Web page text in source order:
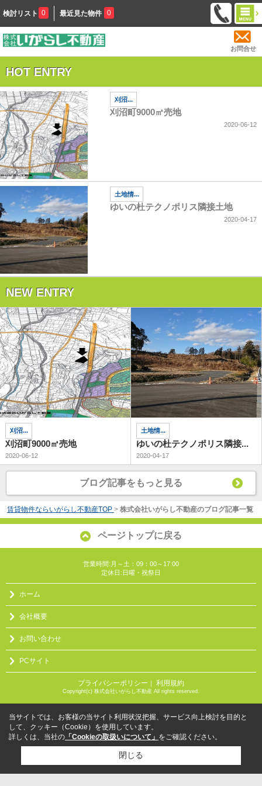
検討リスト 0 最近見た物件 0
お問合せ
HOT ENTRY
刈沼...
刈沼町9000㎡売地
2020-06-12
土地情...
ゆいの杜テクノポリス隣接土地
2020-04-17
NEW ENTRY
刈沼...
刈沼町9000㎡売地
2020-06-12
土地情...
ゆいの杜テクノポリス隣接...
2020-04-17
ブログ記事をもっと見る
賃貸物件ならいがらし不動産TOP > 株式会社いがらし不動産のブログ記事一覧
ページトップに戻る
営業時間:月～土：09：00～17:00
定休日:日曜・祝祭日
ホーム
会社概要
お問い合わせ
PCサイト
プライバシーポリシー 利用規約
Copyright(c) 株式会社いがらし不動産 All rights reserved.
当サイトでは、お客様の当サイト利用状況把握、サービス向上検討を目的と
して、クッキー（Cookie）を使用しています。
詳しくは、当社の 「Cookieの取扱いについて」 をご確認ください。
閉じる